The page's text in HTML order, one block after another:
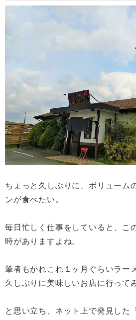
ちょっと久しぶりに、ボリューム
ンが食べたい。
毎日忙しく仕事をしていると、こ
時がありますよね。
筆者もかれこれ１ヶ月ぐらいラー
久しぶりに美味しいお店に行って
と思い立ち、ネット上で発見した